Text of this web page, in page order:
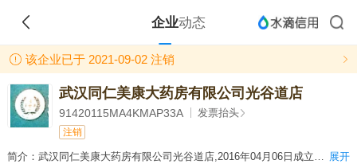
企业动态
该企业已于 2021-09-02 注销
武汉同仁美康大药房有限公司光谷道店
91420115MA4KMAP33A 发票抬头
注销
简介：武汉同仁美康大药房有限公司光谷道店,2016年04月06日成立，经营范围包括处方药（禁止类除外）、非处方药：中药饮片、中成药、化学药制剂、抗生素制剂、生化药品、生物制品（除疫苗外）、保健食品、医疗器械I、II类零售。（依法须经审批的项目，经相关部门审批后方可开展经营活动） 展开